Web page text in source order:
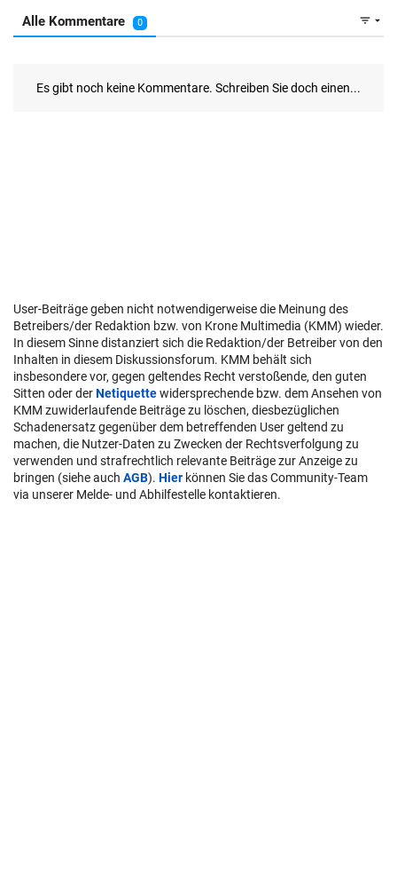
User-Beiträge geben nicht notwendigerweise die Meinung des
Betreibers/der Redaktion bzw. von Krone Multimedia (KMM) wieder.
In diesem Sinne distanziert sich die Redaktion/der Betreiber von den
Inhalten in diesem Diskussionsforum. KMM behält sich
insbesondere vor, gegen geltendes Recht verstoßende, den guten
Sitten oder derNetiquettewidersprechende bzw. dem Ansehen von
KMM zuwiderlaufende Beiträge zu löschen, diesbezüglichen
Schadenersatz gegenüber dem betreffenden User geltend zu
machen, die Nutzer-Daten zu Zwecken der Rechtsverfolgung zu
verwenden und strafrechtlich relevante Beiträge zur Anzeige zu
bringen (siehe auch AGB). Hier können Sie das Community-Team
via unserer Melde- und Abhilfestelle kontaktieren.